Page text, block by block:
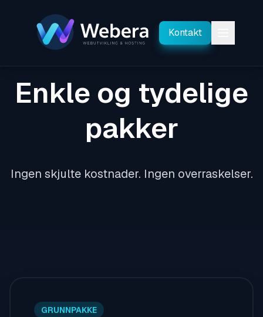
Kontakt
Enkle og tydelige
pakker
Ingen skjulte kostnader. Ingen overraskelser.
GRUNNPAKKE